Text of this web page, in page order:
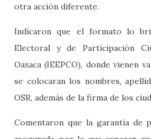
otra acción diferente.
Indicaron que el formato lo
Electoral y de Participación
Oaxaca (IEEPCO), donde vienen
se colocaran los nombres,
OSR, además de la firma de los
Comentaron que la garantía de